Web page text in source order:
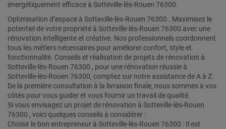
énergétiquement efficace à Sotteville-lès-Rouen 76300.
Optimisation d’espace à Sotteville-lès-Rouen 76300 . Maximisez le
potentiel de votre propriété à Sotteville-lès-Rouen 76300 avec une
rénovation intelligente et créative. Nos professionnels coordonnent
tous les métiers nécessaires pour améliorer confort, style et
fonctionnalité. Conseils et réalisation de projets de rénovation à
Sotteville-lès-Rouen 76300 , pour une rénovation réussie à
Sotteville-lès-Rouen 76300, comptez sur notre assistance de A à Z.
De la première consultation à la livraison finale, nous sommes à vos
côtés pour vous guider et vous fournir un travail de qualité.
Si vous envisagez un projet de rénovation à Sotteville-lès-Rouen
76300 , voici quelques conseils à considérer :
Choisir le bon entrepreneur à Sotteville-lès-Rouen 76300 : Il est